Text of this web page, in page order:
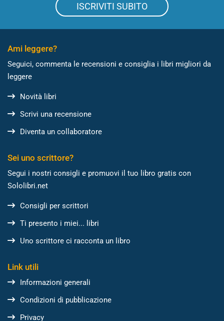
ISCRIVITI SUBITO
Ami leggere?
Seguici, commenta le recensioni e consiglia i libri migliori da
leggere
Novità libri
Scrivi una recensione
Diventa un collaboratore
Sei uno scrittore?
Segui i nostri consigli e promuovi il tuo libro gratis con
Sololibri.net
Consigli per scrittori
Ti presento i miei... libri
Uno scrittore ci racconta un libro
Link utili
Informazioni generali
Condizioni di pubblicazione
Privacy